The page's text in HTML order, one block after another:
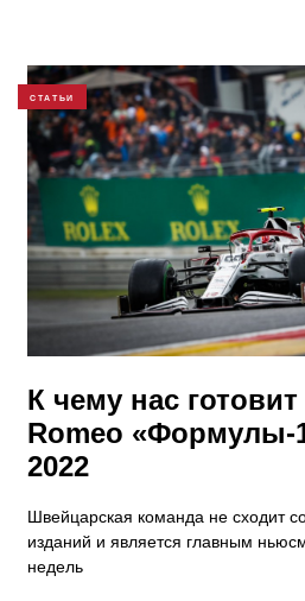
СТАТЬИ
К чему нас
Romeo «Формулы-
2022
Швейцарская команда не сходит
изданий и является главным
недель